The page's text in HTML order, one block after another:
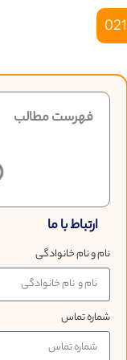
فهرست مطالب
ارتباط با ما
نام و نام خانوادگی
شماره تماس